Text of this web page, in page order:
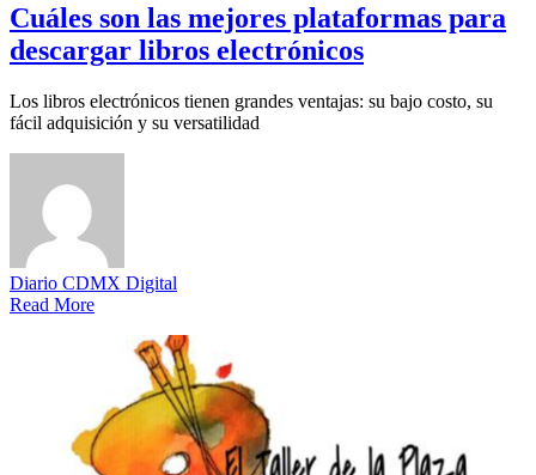
Cuáles son las mejores plataformas para
descargar libros electrónicos
Los libros electrónicos tienen grandes ventajas: su bajo costo, su
fácil adquisición y su versatilidad
Diario CDMX Digital
Read More